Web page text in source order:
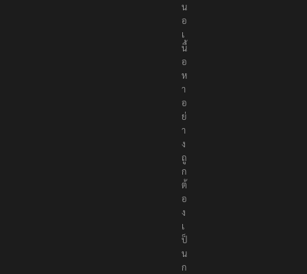
น
อ
เ
นื้
อ
ห
า
อ
ย่
า
ง
ถู
ก
ต้
อ
ง
เ
ป็
น
ก